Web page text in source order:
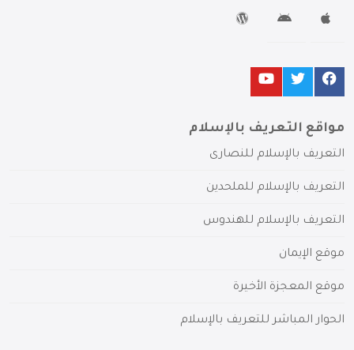
مواقع التعريف بالإسلام
التعريف بالإسلام للنصارى
التعريف بالإسلام للملحدين
التعريف بالإسلام للهندوس
موقع الإيمان
موقع المعجزة الأخيرة
الحوار المباشر للتعريف بالإسلام